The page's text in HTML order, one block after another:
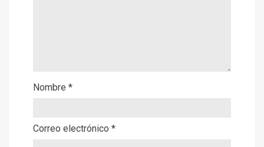
Nombre *
Correo electrónico *